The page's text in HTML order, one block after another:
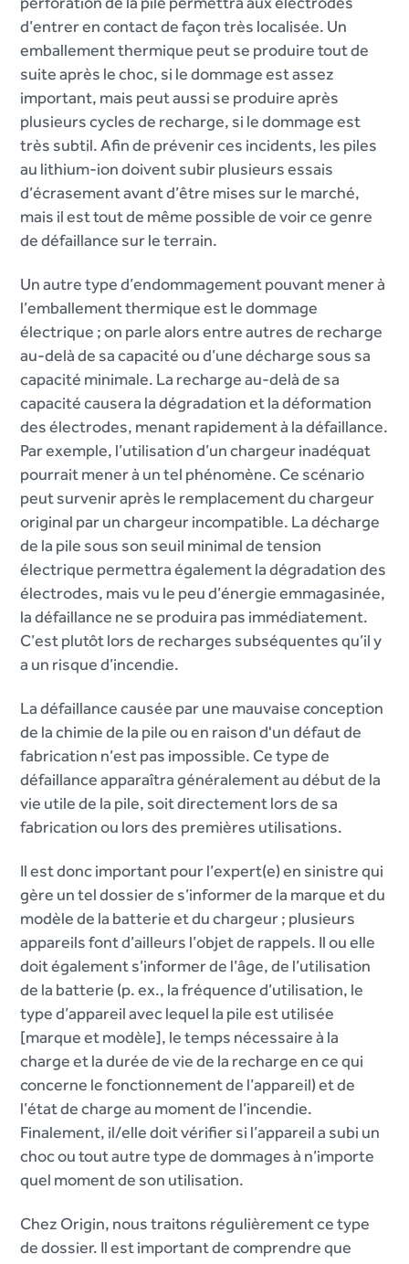
d’entrer en contact de façon très localisée. Un
emballement thermique peut se produire tout de
suite après le choc, si le dommage est assez
important, mais peut aussi se produire après
plusieurs cycles de recharge, si le dommage est
très subtil. Afin de prévenir ces incidents, les piles
au lithium-ion doivent subir plusieurs essais
d’écrasement avant d’être mises sur le marché,
mais il est tout de même possible de voir ce genre
de défaillance sur le terrain.
Un autre type d’endommagement pouvant mener à
l’emballement thermique est le dommage
électrique ; on parle alors entre autres de recharge
au-delà de sa capacité ou d’une décharge sous sa
capacité minimale. La recharge au-delà de sa
capacité causera la dégradation et la déformation
des électrodes, menant rapidement à la défaillance.
Par exemple, l’utilisation d’un chargeur inadéquat
pourrait mener à un tel phénomène. Ce scénario
peut survenir après le remplacement du chargeur
original par un chargeur incompatible. La décharge
de la pile sous son seuil minimal de tension
électrique permettra également la dégradation des
électrodes, mais vu le peu d’énergie emmagasinée,
la défaillance ne se produira pas immédiatement.
C’est plutôt lors de recharges subséquentes qu’il y
a un risque d’incendie.
La défaillance causée par une mauvaise conception
de la chimie de la pile ou en raison d'un défaut de
fabrication n’est pas impossible. Ce type de
défaillance apparaîtra généralement au début de la
vie utile de la pile, soit directement lors de sa
fabrication ou lors des premières utilisations.
Il est donc important pour l’expert(e) en sinistre qui
gère un tel dossier de s’informer de la marque et du
modèle de la batterie et du chargeur ; plusieurs
appareils font d’ailleurs l’objet de rappels. Il ou elle
doit également s’informer de l’âge, de l’utilisation
de la batterie (p. ex., la fréquence d’utilisation, le
type d’appareil avec lequel la pile est utilisée
[marque et modèle], le temps nécessaire à la
charge et la durée de vie de la recharge en ce qui
concerne le fonctionnement de l’appareil) et de
l’état de charge au moment de l’incendie.
Finalement, il/elle doit vérifier si l’appareil a subi un
choc ou tout autre type de dommages à n’importe
quel moment de son utilisation.
Chez Origin, nous traitons régulièrement ce type
de dossier. Il est important de comprendre que